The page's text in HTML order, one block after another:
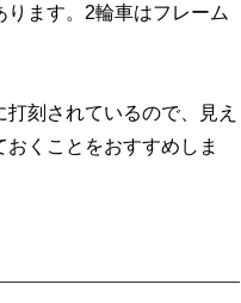
ます。2輪車はフレーム
刻されているので、見え
くことをおすすめしま